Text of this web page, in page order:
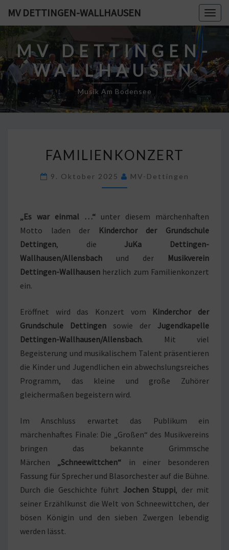
content
MV DETTINGEN-WALLHAUSEN
MV DETTINGEN-
WALLHAUSEN
Musik Am Bodensee
FAMILIENKONZERT
9. Oktober 2025 MV-Dettingen
„Es war einmal …“ unter diesem märchenhaften
Motto laden der
Kinderchor der Grundschule
Dettingen, die JuKa Dettingen-
Wallhausen/Allensbach und der Musikverein
Dettingen-Wallhausen herzlich zum Familienkonzert
ein.
Eröffnet wird das Konzert vom Kinderchor der
Grundschule Dettingen sowie der Jugendkapelle
Dettingen-Wallhausen/Allensbach. Mit viel
Begeisterung und musikalischem Talent präsentieren
die Kinder und Jugendlichen ein abwechslungsreiches
Programm, das kleine und große Zuhörer
gleichermaßen begeistern wird.
Im Anschluss erwartet das Publikum ein
märchenhaftes Finale: Die „Großen“ des Musikvereins
bringen das bekannte Grimmsche
Märchen „Schneewittchen“ in einer besonderen
Fassung für Sprecher und Blasorchester auf die Bühne.
Durch die Geschichte führt Jochen Stuppi, der mit
seiner Erzählkunst die Welt von Schneewittchen, der
bösen Königin und den sieben Zwergen lebendig
werden lässt.